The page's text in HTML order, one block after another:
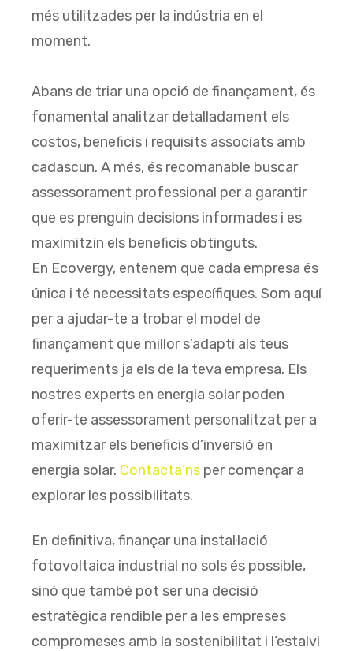
més utilitzades per la indústria en el
moment.
Abans de triar una opció de finançament, és
fonamental analitzar detalladament els
costos, beneficis i requisits associats amb
cadascun. A més, és recomanable buscar
assessorament professional per a garantir
que es prenguin decisions informades i es
maximitzin els beneficis obtinguts.
En Ecovergy, entenem que cada empresa és
única i té necessitats específiques. Som aquí
per a ajudar-te a trobar el model de
finançament que millor s’adapti als teus
requeriments ja els de la teva empresa. Els
nostres experts en energia solar poden
oferir-te assessorament personalitzat per a
maximitzar els beneficis d’inversió en
energia solar. Contacta’ns per començar a
explorar les possibilitats.
En definitiva, finançar una instal·lació
fotovoltaica industrial no sols és possible,
sinó que també pot ser una decisió
estratègica rendible per a les empreses
compromeses amb la sostenibilitat i l’estalvi